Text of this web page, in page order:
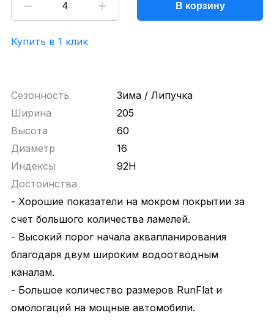
В корзину
Купить в 1 клик
Сезонность
Зима / Липучка
Ширина
205
Высота
60
Диаметр
16
Индексы
92H
Достоинства
- Хорошие показатели на мокром покрытии за
счет большого количества ламелей.
- Высокий порог начала аквапланирования
благодаря двум широким водоотводным
каналам.
- Большое количество размеров RunFlat и
омологаций на мощные автомобили.